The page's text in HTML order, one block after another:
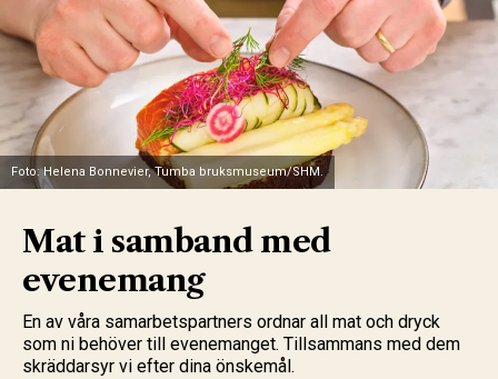
Mat i samband med
evenemang
En av våra samarbetspartners ordnar all mat och dryck
som ni behöver till evenemanget. Tillsammans med dem
skräddarsyr vi efter dina önskemål.
Foto: Helena Bonnevier, Tumba bruksmuseum/SHM.